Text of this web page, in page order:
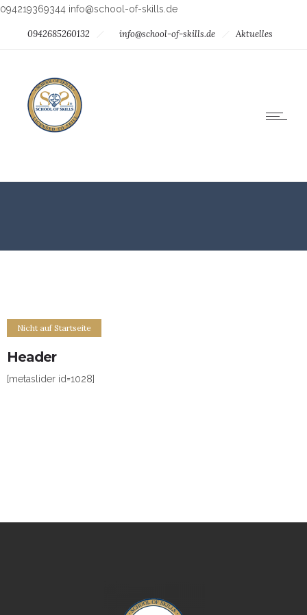
094219369344 info@school-of-skills.de
0942685260132 info@school-of-skills.de Aktuelles
Nicht auf Startseite
Header
[metaslider id=1028]